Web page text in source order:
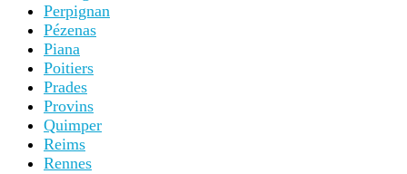
Perpignan
Pézenas
Piana
Poitiers
Prades
Provins
Quimper
Reims
Rennes